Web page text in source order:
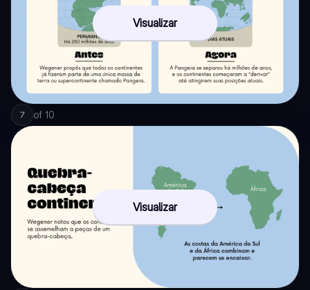
Visualizar
7 of 10
Visualizar